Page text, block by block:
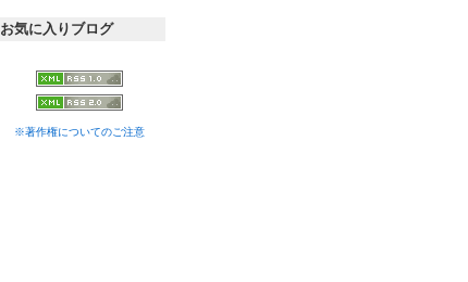
お気に入りブログ
※著作権についてのご注意